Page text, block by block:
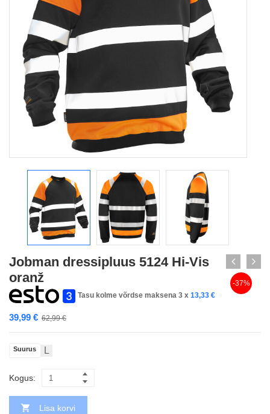
Jobman dressipluus 5124 Hi-Vis
oranž
Tasu kolme võrdse maksena 3 x 13,33 €
62,99€
39,99 €
-37%
Suurus L
Kogus:
Lisa korvi